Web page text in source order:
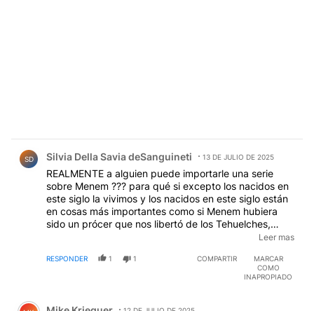
SD Silvia Della Savia deSanguineti 13 DE JULIO DE 2025
REALMENTE a alguien puede importarle una serie
sobre Menem ??? para qué si excepto los nacidos en
este siglo la vivimos y los nacidos en este siglo están
en cosas más importantes como si Menem hubiera
sido un prócer que nos libertó de los Tehuelches,
porque realmente fue un fiasco que nos libertaran de
HUBIÉRAMOS DESVASTADO ESPAÑA, (pobres)
Leer mas
RESPONDER 1 1 COMPARTIR
MARCAR
COMO
INAPROPIADO
Comentario de Mike Krieguer.